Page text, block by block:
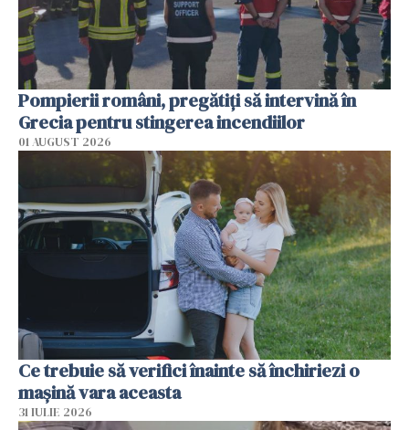
Pompierii români, pregătiţi să intervină în
Grecia pentru stingerea incendiilor
01 AUGUST 2026
Ce trebuie să verifici înainte să închiriezi o
mașină vara aceasta
31 IULIE 2026